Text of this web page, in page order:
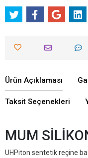
Ürün Açıklaması
Taksit Seçenekleri
MUM
UHPiton sentetik reçine